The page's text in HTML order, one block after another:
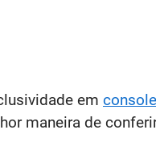
em
maneira de